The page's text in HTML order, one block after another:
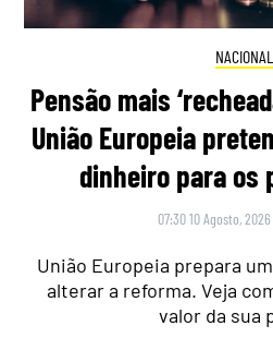
NACIONAL
Pensão mais
União Europeia
dinheiro para os
07:30 10 Agosto, 2026
União Europeia prepara
alterar a reforma. Veja
valor da sua